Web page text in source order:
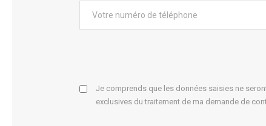
Je comprends que les données saisies ne
exclusives du traitement de ma demande de